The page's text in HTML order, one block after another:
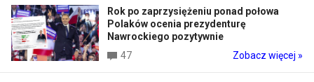
Rok po zaprzysiężeniu ponad połowa
Polaków ocenia prezydenturę
Nawrockiego pozytywnie
47
Zobacz więcej »